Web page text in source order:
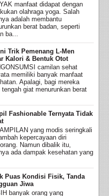
manfaat didapat dengan
olahraga yoga. Salah
adalah membantu
berat badan, seperti
ba...
Trik Pemenang L-Men
Kalori & Bentuk Otot
camilan sehat
memiliki banyak manfaat
Apalagi, bagi mereka
tengah giat menurunkan berat
Fashionable Ternyata Tidak
yang modis seringkali
kepercayaan diri
Namun dibalik itu,
ada dampak kesehatan yang
Puas Kondisi Fisik, Tanda
Jiwa
banyak orang yang